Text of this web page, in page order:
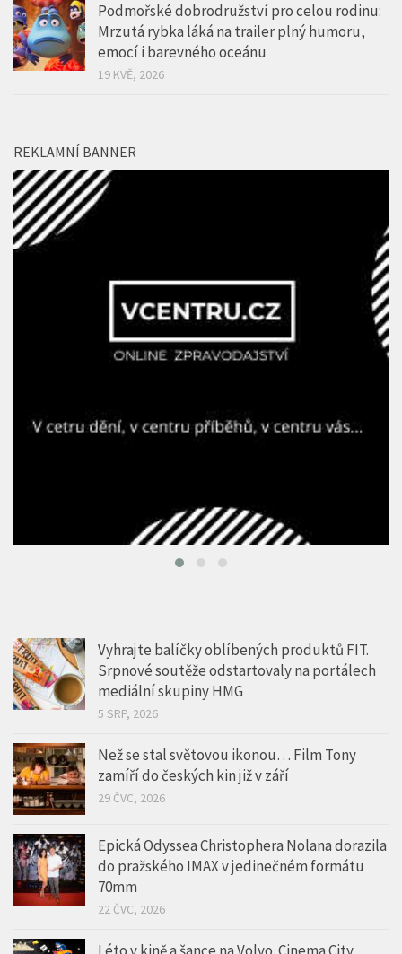
Podmořské dobrodružství pro celou rodinu:
Mrzutá rybka láká na trailer plný humoru,
emocí i barevného oceánu
19 KVĚ, 2026
REKLAMNÍ BANNER
Vyhrajte balíčky oblíbených produktů FIT.
Srpnové soutěže odstartovaly na portálech
mediální skupiny HMG
5 SRP, 2026
Než se stal světovou ikonou… Film Tony
zamíří do českých kin již v září
29 ČVC, 2026
Epická Odyssea Christophera Nolana dorazila
do pražského IMAX v jedinečném formátu
70mm
22 ČVC, 2026